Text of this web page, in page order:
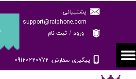
پشتیبانی:
support@raiphone.com
پیگیری سفارش: 09120220772
ورود / ثبت نام
حساب کاربری من
تغییر گذر واژه
سفارشات